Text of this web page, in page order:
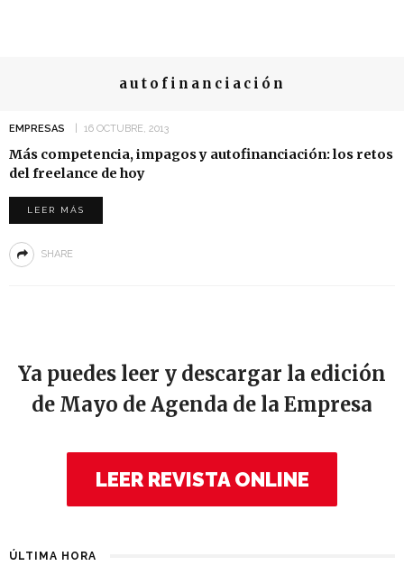
autofinanciación
EMPRESAS 16 OCTUBRE, 2013
Más competencia, impagos y autofinanciación: los retos
del freelance de hoy
LEER MÁS
SHARE
Ya puedes leer y descargar la edición
de Mayo de Agenda de la Empresa
LEER REVISTA ONLINE
ÚLTIMA HORA